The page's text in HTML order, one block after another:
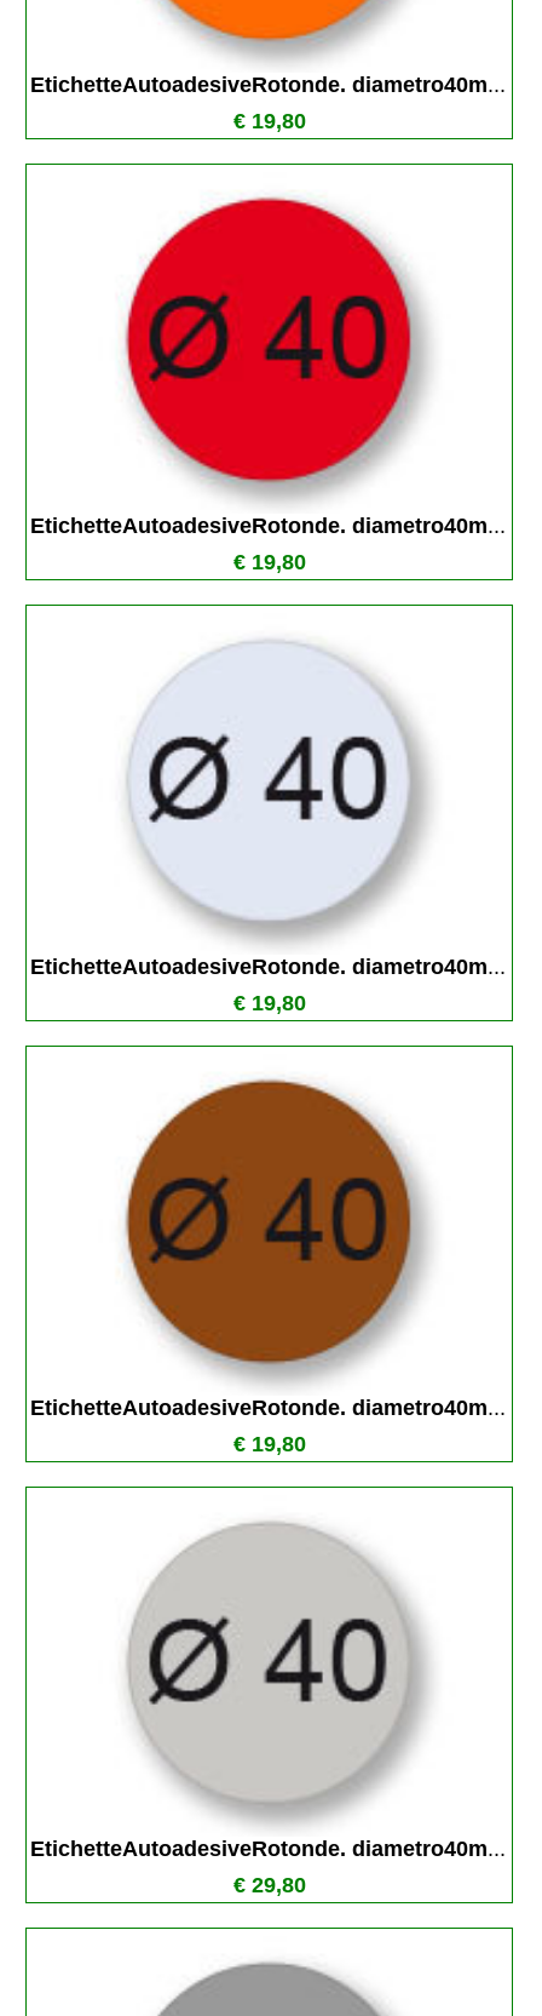
EtichetteAutoadesiveRotonde. diametro40m...
€ 19,80
EtichetteAutoadesiveRotonde. diametro40m...
€ 19,80
EtichetteAutoadesiveRotonde. diametro40m...
€ 19,80
EtichetteAutoadesiveRotonde. diametro40m...
€ 19,80
EtichetteAutoadesiveRotonde. diametro40m...
€ 29,80